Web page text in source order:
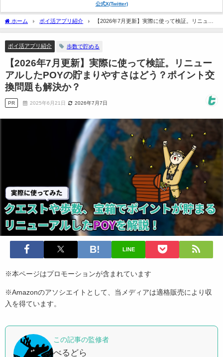
公式X(Twitter)
ホーム ポイ活アプリ紹介
【2026年7月更新】実際に使って検証。リニュー
アルしたPOYの貯まりやすさはどう？ポイント交換問題も解決か？
ポイ活アプリ紹介 歩数で貯める
【2026年7月更新】実際に使って検証。リニュー
アルしたPOYの貯まりやすさはどう？ポイント交
換問題も解決か？
PR 2025年6月21日 2026年7月7日
LINE
※本ページはプロモーションが含まれています
※Amazonのアソシエイトとして、当メディアは適格販売により収
入を得ています。
この記事の監修者
べるどら